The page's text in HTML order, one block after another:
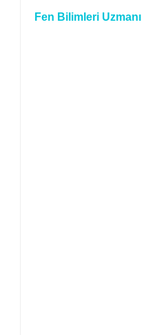
Fen Bilimleri Uzmanı